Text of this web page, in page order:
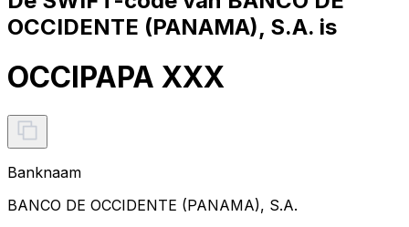
OCCIDENTE (PANAMA), S.A. is
OCCIPAPA XXX
Banknaam
BANCO DE OCCIDENTE (PANAMA), S.A.